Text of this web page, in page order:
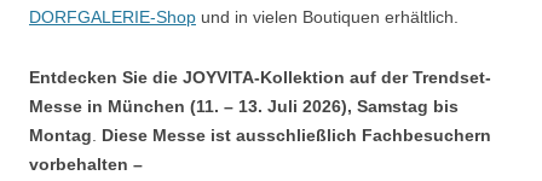
DORFGALERIE-Shop und in vielen Boutiquen erhältlich.
Entdecken Sie die JOYVITA-Kollektion auf der Trendset-
Messe in München (11. – 13. Juli 2026), Samstag bis
Montag. Diese Messe ist ausschließlich Fachbesuchern
vorbehalten –